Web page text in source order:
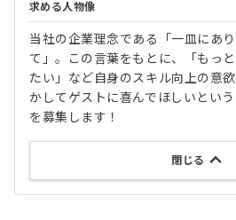
求める人物像
当社の企業理念である「一皿にあ
て」。この言葉をもとに、「もっ
たい」など自身のスキル向上の意
かしてゲストに喜んでほしいとい
を募集します！
閉じる